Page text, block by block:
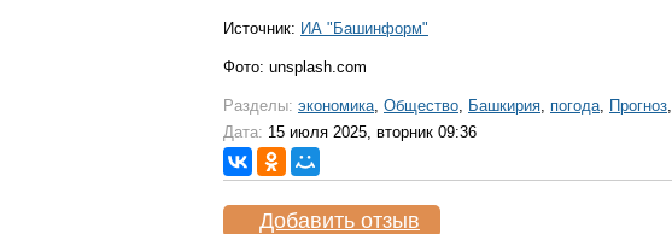
Источник: ИА "Башинформ"
Фото: unsplash.com
Разделы: экономика, Общество, Башкирия, погода, Прогноз,
Дата: 15 июля 2025, вторник 09:36
Добавить отзыв